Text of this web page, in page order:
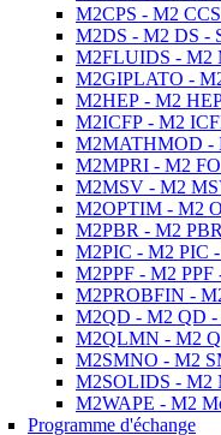
M2CPS - M2
M2DS - M2 DS -
M2FLUIDS - M2
M2GIPLATO - M2
M2HEP - M2
M2ICFP - M2
M2MATHMOD -
M2MPRI - M2
M2MSV - M2
M2OPTIM - M2
M2PBR - M2
M2PIC - M2 PIC
M2PPF - M2 PPF
M2PROBFIN -
M2QD - M2 QD -
M2QLMN - M2
M2SMNO - M2
M2SOLIDS - M2
M2WAPE - M2
Programme d'échange